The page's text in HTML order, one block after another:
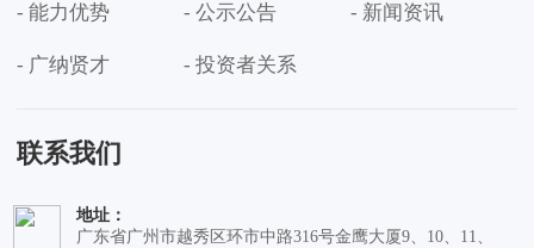
- 能力优势 - 公示公告 - 新闻资讯
- 广纳贤才 - 投资者关系
联系我们
地址：
广东省广州市越秀区环市中路316号金鹰大厦9、10、11、